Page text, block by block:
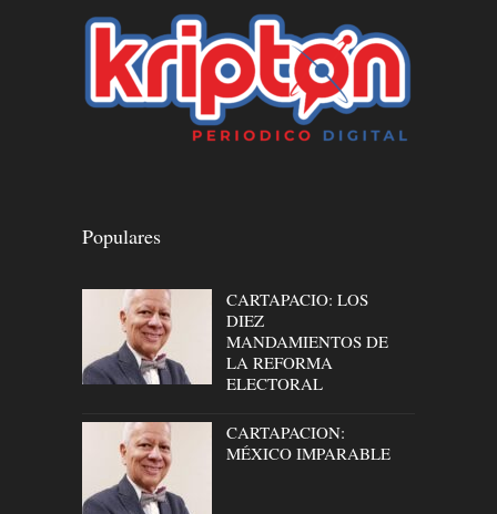
Populares
CARTAPACIO: LOS
DIEZ
MANDAMIENTOS DE
LA REFORMA
ELECTORAL
CARTAPACION:
MÉXICO IMPARABLE